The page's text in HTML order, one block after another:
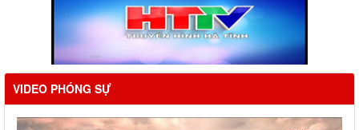
VIDEO PHÓNG SỰ